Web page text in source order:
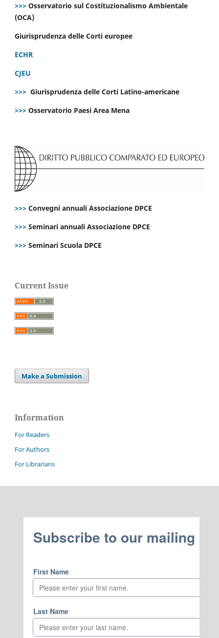
>>> Osservatorio sul Costituzionalismo Ambientale
(OCA)
Giurisprudenza delle Corti europee
ECHR
CJEU
>>> Giurisprudenza delle Corti Latino-americane
>>> Osservatorio Paesi Area Mena
>>> Convegni annuali Associazione DPCE
>>> Seminari annuali Associazione DPCE
>>> Seminari Scuola DPCE
Current Issue
Make a Submission
Information
For Readers
For Authors
For Librarians